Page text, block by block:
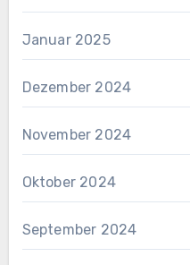
Januar 2025
Dezember 2024
November 2024
Oktober 2024
September 2024